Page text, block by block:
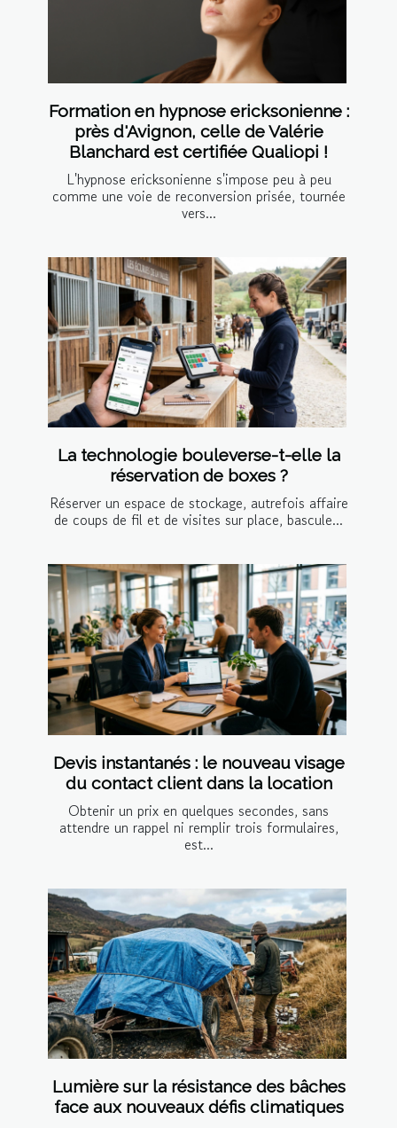
Formation en hypnose ericksonienne :
près d'Avignon, celle de Valérie
Blanchard est certifiée Qualiopi !
L'hypnose ericksonienne s'impose peu à peu
comme une voie de reconversion prisée, tournée
vers...
La technologie bouleverse-t-elle la
réservation de boxes ?
Réserver un espace de stockage, autrefois affaire
de coups de fil et de visites sur place, bascule...
Devis instantanés : le nouveau visage
du contact client dans la location
Obtenir un prix en quelques secondes, sans
attendre un rappel ni remplir trois formulaires,
est...
Lumière sur la résistance des bâches
face aux nouveaux défis climatiques